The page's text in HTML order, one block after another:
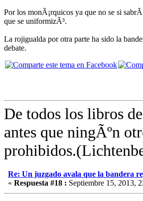
Por los monÃ¡rquicos ya que no se si
que se uniformizÃ³.
La rojigualda por otra parte ha sido la
debate.
De todos los libros
antes que ningÃºn
Re: Un juzgado avala que la bandera
« Respuesta #18 : Septiembre 15, 2013,